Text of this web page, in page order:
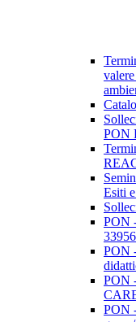
PON
Esiti
PON
PON
PON
PON